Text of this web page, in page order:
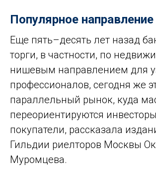
Популярное направление
Еще пять–десять лет назад
торги, в частности, по
нишевым направлением для
профессионалов, сегодня же
параллельный рынок, куда
переориентируются
покупатели, рассказала
Гильдии риелторов Москвы
Муромцева.